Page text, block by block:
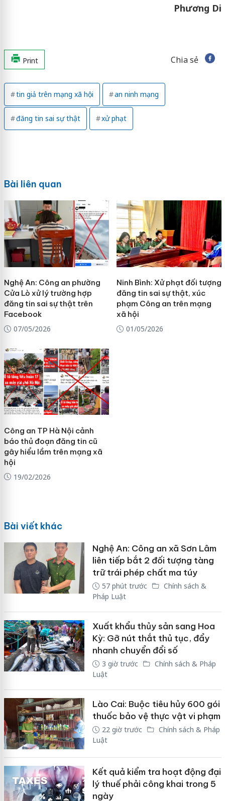
Phương Di
Print Chia sẻ
tin giả trên mạng xã hội an ninh mạng
đăng tin sai sự thật xử phạt
Bài liên quan
Nghệ An: Công an phường
Cửa Lò xử lý trường hợp
đăng tin sai sự thật trên
Facebook
07/05/2026
Ninh Bình: Xử phạt đối tượng
đăng tin sai sự thật, xúc
phạm Công an trên mạng
xã hội
01/05/2026
Công an TP Hà Nội cảnh
báo thủ đoạn đăng tin cũ
gây hiểu lầm trên mạng xã
hội
19/02/2026
Bài viết khác
Nghệ An: Công an xã Sơn Lâm
liên tiếp bắt 2 đối tượng tàng
trữ trái phép chất ma túy
57 phút trước
Chính sách &
Pháp Luật
Xuất khẩu thủy sản sang Hoa
Kỳ: Gỡ nút thắt thủ tục, đẩy
nhanh chuyển đổi số
3 giờ trước
Chính sách & Pháp
Luật
Lào Cai: Buộc tiêu hủy 600 gói
thuốc bảo vệ thực vật vi phạm
22 giờ trước
Chính sách & Pháp
Luật
Kết quả kiểm tra hoạt động đại
lý thuế phải công khai trong 5
ngày